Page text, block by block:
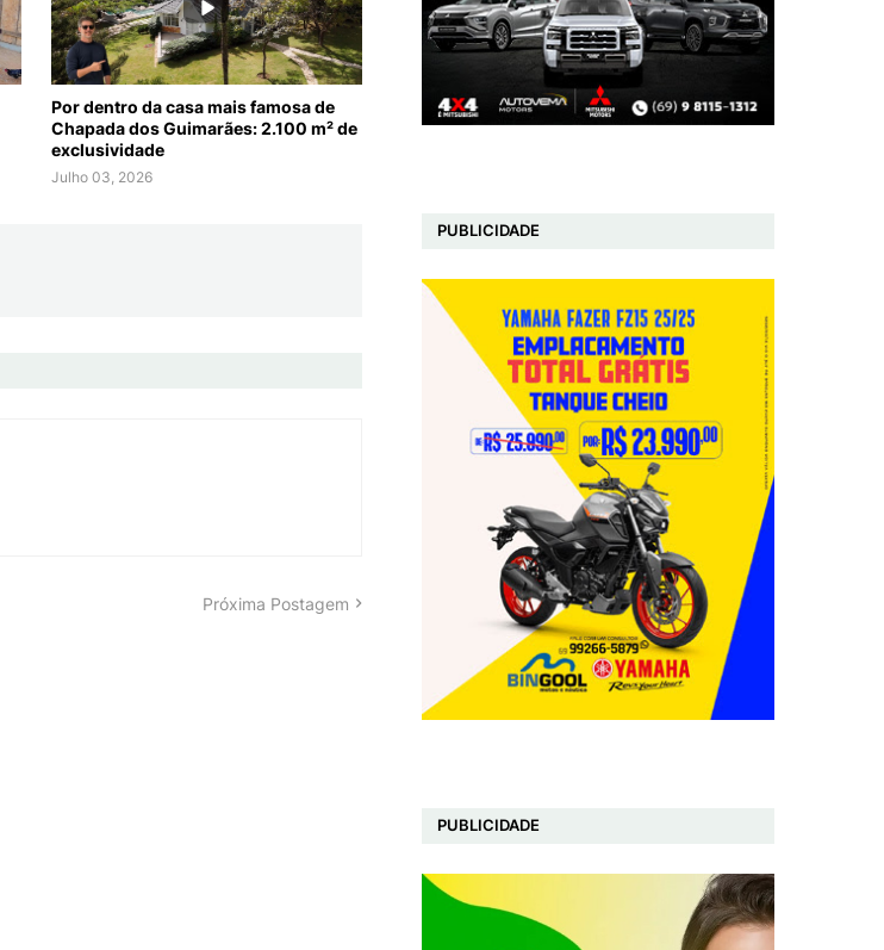
Por dentro da casa mais famosa de
Chapada dos Guimarães: 2.100 m² de
exclusividade
Julho 03, 2026
Próxima Postagem
PUBLICIDADE
PUBLICIDADE